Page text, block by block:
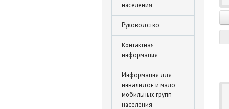
населения
Руководство
Контактная
информация
Информация для
инвалидов и мало
мобильных групп
населения